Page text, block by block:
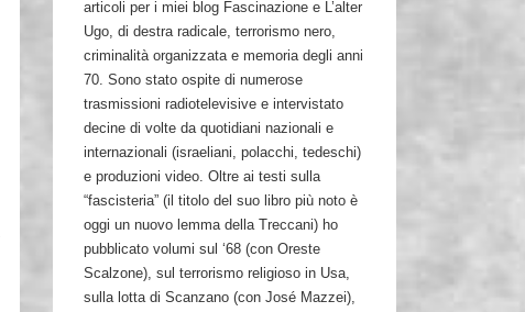
articoli per i miei blog Fascinazione e L’alter
Ugo, di destra radicale, terrorismo nero,
criminalità organizzata e memoria degli anni
70. Sono stato ospite di numerose
trasmissioni radiotelevisive e intervistato
decine di volte da quotidiani nazionali e
internazionali (israeliani, polacchi, tedeschi)
e produzioni video. Oltre ai testi sulla
“fascisteria” (il titolo del suo libro più noto è
oggi un nuovo lemma della Treccani) ho
pubblicato volumi sul ‘68 (con Oreste
Scalzone), sul terrorismo religioso in Usa,
sulla lotta di Scanzano (con José Mazzei),